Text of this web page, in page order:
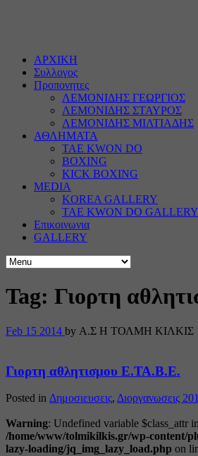
ΑΡΧΙΚΗ
Συλλογος
Προπονητες
ΛΕΜΟΝΙΔΗΣ ΓΕΩΡΓΙΟΣ
ΛΕΜΟΝΙΔΗΣ ΣΤΑΥΡΟΣ
ΛΕΜΟΝΙΔΗΣ ΜΙΛΤΙΑΔΗΣ
ΑΘΛΗΜΑΤΑ
TAE KWON DO
BOXING
KICK BOXING
MEDIA
KOREA GALLERY
TAE KWON DO GALLERY
Επικοινωνια
GALLERY
Tag: Γιορτη
Feb 15 2014 by Α.Σ Η ΤΟΛΜΗ ΚΙΛΚΙΣ
Γιορτη αθλητισμου Ε.ΤΑ.Β.Ε.
Posted in Δημοσιευσεις, Διοργανωσεις
Warning: Undefined variable $class_attr in
/home/www/tolmikilkis.gr/wp-content/
lazy-loading/jq_img_lazy_load.php on